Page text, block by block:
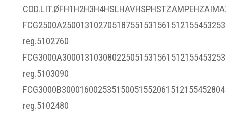
FCG2500A250013102705187551531561512155453253
reg.5102760
FCG3000A300013103080225051531561512155453253
reg.5103090
FCG3000B300016002535150051552061512155452804
reg.5102480